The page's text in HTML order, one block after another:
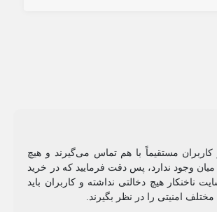
کاربران مستقیماً با هم تماس می‌گیرند و هیچ
وجود ندارد، پس دقت فرمایید که در خرید
ناخنکار هیچ دخالتی نداشته و کاربران باید
امنیتی را در نظر بگیرند.